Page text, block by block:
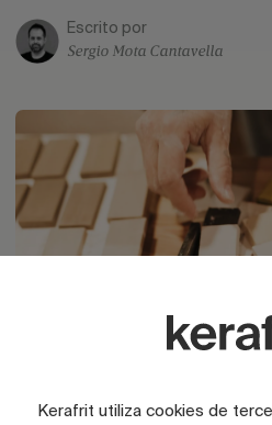
Escrito por
Sergio Mota Cantavella
Kerafrit utiliza cookies de